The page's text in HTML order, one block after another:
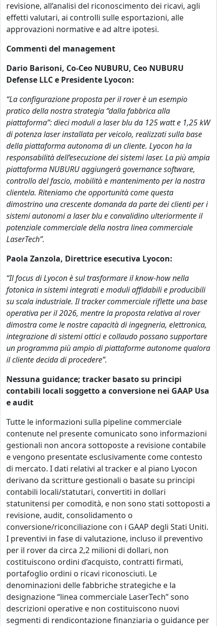
revisione, all’analisi del riconoscimento dei ricavi, agli
effetti valutari, ai controlli sulle esportazioni, alle
approvazioni normative e ad altre ipotesi.
Commenti del management
Dario Barisoni, Co-Ceo NUBURU, Ceo NUBURU
Defense LLC e Presidente Lyocon:
“La configurazione proposta per il rover è un esempio
pratico della nostra strategia “dalla fabbrica alla
piattaforma”: dieci moduli a laser blu da 125 watt e 1,25 kW
di potenza laser installata per veicolo, realizzati sulla base
della piattaforma autonoma di un cliente. Lyocon ha la
responsabilità dell’esecuzione dei sistemi laser. La più ampia
piattaforma NUBURU aggiungerà governance software,
controllo del fascio, mobilità e mantenimento per la nostra
clientela. Riteniamo che opportunità come questa
dimostrino una crescente domanda da parte dei clienti per i
sistemi autonomi a laser blu e convalidino ulteriormente il
potenziale commerciale della nostra linea commerciale
LaserTech”.
Paola Zanzola, Direttrice esecutiva Lyocon:
“Il focus di Lyocon è sul trasformare il know-how nella
fotonica in sistemi integrati e moduli affidabili e producibili
su scala industriale. Il tracker commerciale riflette una base
operativa per il 2026, mentre la proposta relativa al rover
dimostra come le nostre capacità di ingegneria, elettronica,
integrazione di sistemi ottici e collaudo possano supportare
un programma più ampio di piattaforme autonome qualora
il cliente decida di procedere”.
Nessuna guidance; tracker basato su principi
contabili locali soggetto a conversione nei GAAP Usa
e audit
Tutte le informazioni sulla pipeline commerciale
contenute nel presente comunicato sono informazioni
gestionali non ancora sottoposte a revisione contabile
e vengono presentate esclusivamente come contesto
di mercato. I dati relativi al tracker e al piano Lyocon
derivano da scritture gestionali o basate su principi
contabili locali/statutari, convertiti in dollari
statunitensi per comodità, e non sono stati sottoposti a
revisione, audit, consolidamento o
conversione/riconciliazione con i GAAP degli Stati Uniti.
I preventivi in fase di valutazione, incluso il preventivo
per il rover da circa 2,2 milioni di dollari, non
costituiscono ordini d’acquisto, contratti firmati,
portafoglio ordini o ricavi riconosciuti. Le
denominazioni delle fabbriche strategiche e la
designazione “linea commerciale LaserTech” sono
descrizioni operative e non costituiscono nuovi
segmenti di rendicontazione finanziaria o guidance per